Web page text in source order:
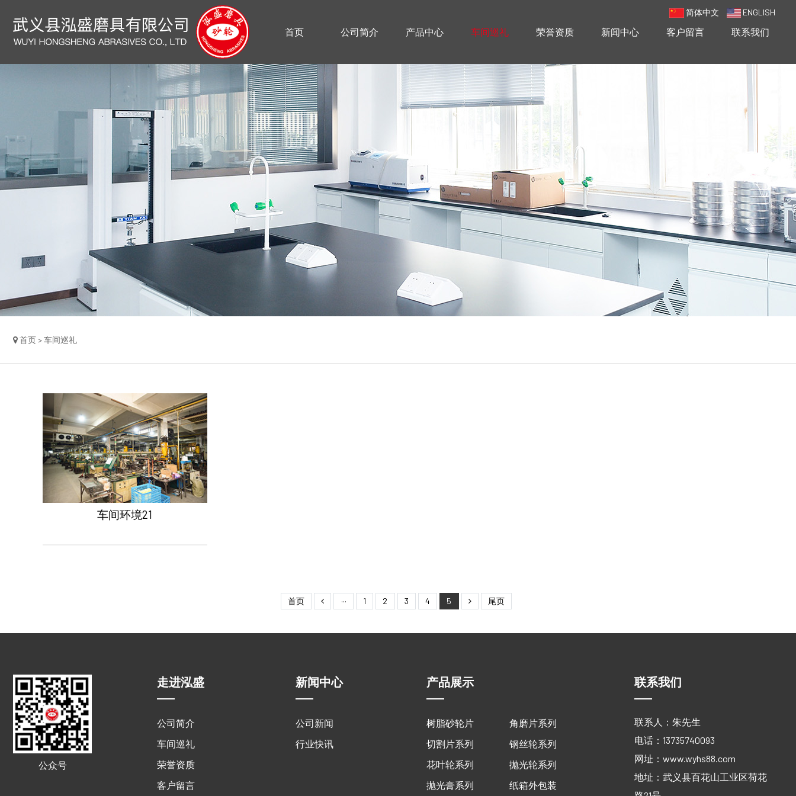
首页 公司简介 产品中心 车间巡礼 荣誉资质 新闻中心 客户留言 联系我们
简体中文 ENGLISH
首页 > 车间巡礼
车间环境21
首页 ··· 1 2 3 4 5 尾页
公众号
走进泓盛
公司简介
车间巡礼
荣誉资质
客户留言
新闻中心
公司新闻
行业快讯
产品展示
树脂砂轮片
角磨片系列
切割片系列
钢丝轮系列
花叶轮系列
抛光轮系列
抛光膏系列
纸箱外包装
联系我们
联系人：朱先生
电话：13735740093
网址： www.wyhs88.com
地址：武义县百花山工业区荷花